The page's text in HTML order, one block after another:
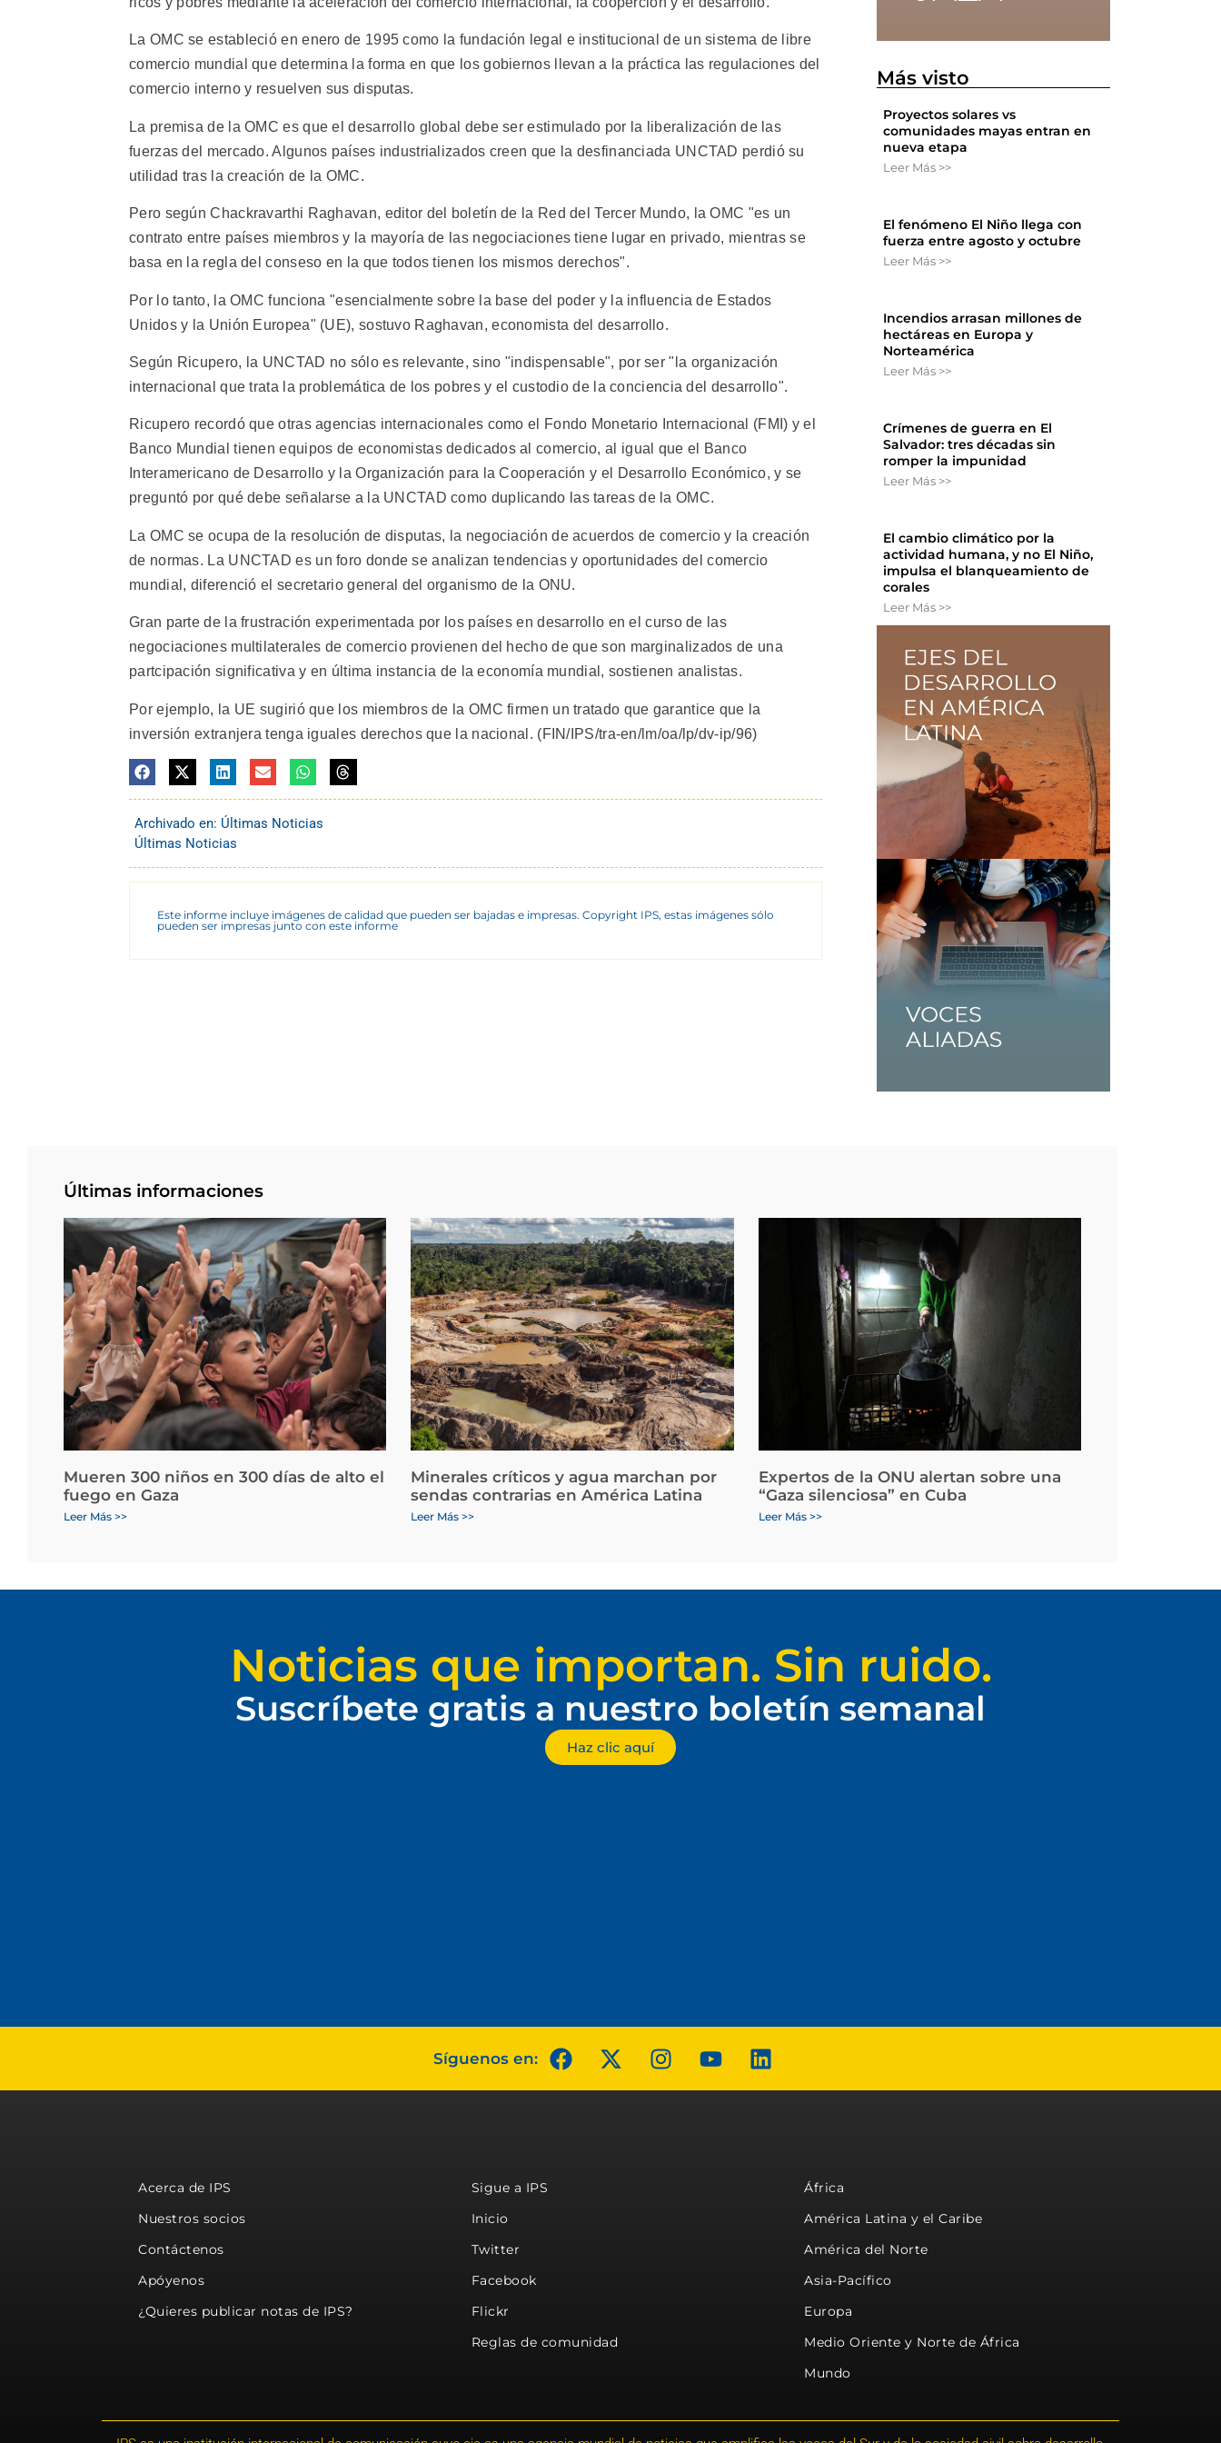
La OMC se estableció en enero de 1995 como la fundación legal e institucional de un sistema de libre
comercio mundial que determina la forma en que los gobiernos llevan a la práctica las regulaciones del
comercio interno y resuelven sus disputas.
La premisa de la OMC es que el desarrollo global debe ser estimulado por la liberalización de las
fuerzas del mercado. Algunos países industrializados creen que la desfinanciada UNCTAD perdió su
utilidad tras la creación de la OMC.
Pero según Chackravarthi Raghavan, editor del boletín de la Red del Tercer Mundo, la OMC "es un
contrato entre países miembros y la mayoría de las negociaciones tiene lugar en privado, mientras se
basa en la regla del conseso en la que todos tienen los mismos derechos".
Por lo tanto, la OMC funciona "esencialmente sobre la base del poder y la influencia de Estados
Unidos y la Unión Europea" (UE), sostuvo Raghavan, economista del desarrollo.
Según Ricupero, la UNCTAD no sólo es relevante, sino "indispensable", por ser "la organización
internacional que trata la problemática de los pobres y el custodio de la conciencia del desarrollo".
Ricupero recordó que otras agencias internacionales como el Fondo Monetario Internacional (FMI) y el
Banco Mundial tienen equipos de economistas dedicados al comercio, al igual que el Banco
Interamericano de Desarrollo y la Organización para la Cooperación y el Desarrollo Económico, y se
preguntó por qué debe señalarse a la UNCTAD como duplicando las tareas de la OMC.
La OMC se ocupa de la resolución de disputas, la negociación de acuerdos de comercio y la creación
de normas. La UNCTAD es un foro donde se analizan tendencias y oportunidades del comercio
mundial, diferenció el secretario general del organismo de la ONU.
Gran parte de la frustración experimentada por los países en desarrollo en el curso de las
negociaciones multilaterales de comercio provienen del hecho de que son marginalizados de una
partcipación significativa y en última instancia de la economía mundial, sostienen analistas.
Por ejemplo, la UE sugirió que los miembros de la OMC firmen un tratado que garantice que la
inversión extranjera tenga iguales derechos que la nacional. (FIN/IPS/tra-en/lm/oa/lp/dv-ip/96)
Archivado en: Últimas Noticias
Últimas Noticias
Este informe incluye imágenes de calidad que pueden ser bajadas e impresas. Copyright IPS, estas imágenes sólo
pueden ser impresas junto con este informe
Más visto
Proyectos solares vs
comunidades mayas entran en
nueva etapa
Leer Más >>
El fenómeno El Niño llega con
fuerza entre agosto y octubre
Leer Más >>
Incendios arrasan millones de
hectáreas en Europa y
Norteamérica
Leer Más >>
Crímenes de guerra en El
Salvador: tres décadas sin
romper la impunidad
Leer Más >>
El cambio climático por la
actividad humana, y no El Niño,
impulsa el blanqueamiento de
corales
Leer Más >>
Últimas informaciones
Mueren 300 niños en 300 días de alto el
fuego en Gaza
Leer Más >>
Minerales críticos y agua marchan por
sendas contrarias en América Latina
Leer Más >>
Expertos de la ONU alertan sobre una
“Gaza silenciosa” en Cuba
Leer Más >>
Noticias que importan. Sin ruido.
Suscríbete gratis a nuestro boletín semanal
Haz clic aquí
Síguenos en:
Acerca de IPS
Nuestros socios
Contáctenos
Apóyenos
¿Quieres publicar notas de IPS?
Sigue a IPS
Inicio
Twitter
Facebook
Flickr
Reglas de comunidad
África
América Latina y el Caribe
América del Norte
Asia-Pacífico
Europa
Medio Oriente y Norte de África
Mundo